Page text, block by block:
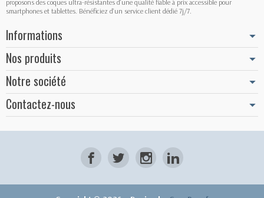
proposons des coques ultra-résistantes d'une qualité fiable à prix accessible pour
smartphones et tablettes. Bénéficiez d'un service client dédié 7j/7.
Informations
Nos produits
Notre société
Contactez-nous